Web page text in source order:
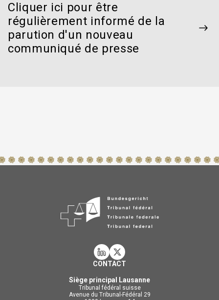
Cliquer ici pour être
régulièrement informé de la
parution d'un nouveau
communiqué de presse
CONTACT
Siège principal Lausanne
Tribunal fédéral suisse
Avenue du Tribunal-Fédéral 29